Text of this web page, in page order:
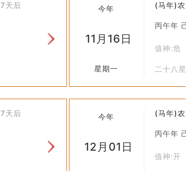
天后 今年
11月16日
星期一
(马年)
丙午年
值神:危
二十八
天后 今年
12月01日
(马年)
丙午年
值神:开